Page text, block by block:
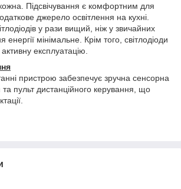
Підсвічування є комфортним для
джерело освітлення на кухні.
у рази вищий, ніж у звичайних
мінімальне. Крім того, світлодіоди
експлуатацію.
пристрою забезпечує зручна сенсорна
пульт дистанційного керування, що